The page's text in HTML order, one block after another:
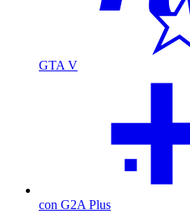
GTA V
con G2A Plus